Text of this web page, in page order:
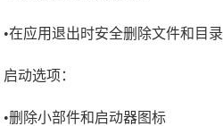
•在应用退出时安全删除文件和目录
启动选项：
•删除小部件和启动器图标